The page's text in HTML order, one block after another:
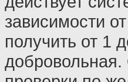
зависимости
получить от 1